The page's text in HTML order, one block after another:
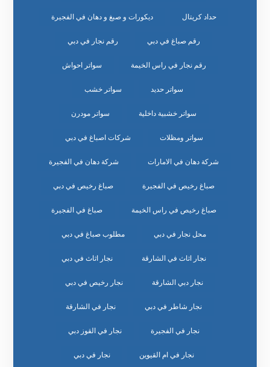
حداد كريتال ديكورات و صبغ و دهان في الفجيرة
رقم صباغ في دبي رقم نجار في دبي
رقم نجار في راس الخيمة سواتر احواش
سواتر حديد سواتر خشب
سواتر خشبية داخلية سواتر مودرن
سواتر ومظلات شركات اصباغ في دبي
شركة دهان في الامارات شركة دهان في الفجيرة
صباغ رخيص في الفجيرة صباغ رخيص في دبي
صباغ رخيص في راس الخيمة صباغ في الفجيرة
محل نجار في دبي مطلوب صباغ في دبي
نجار اثاث في الشارقة نجار اثاث في دبي
نجار دبي الشارقة نجار رخيص في دبي
نجار شاطر في دبي نجار في الشارقة
نجار في الفجيرة نجار في القوز دبي
نجار في ام القيوين نجار في دبي